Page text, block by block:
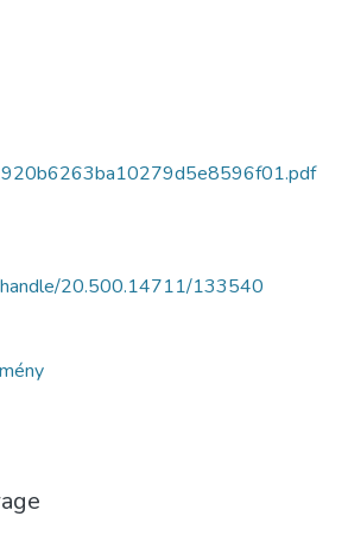
handle/20.500.14711/133540